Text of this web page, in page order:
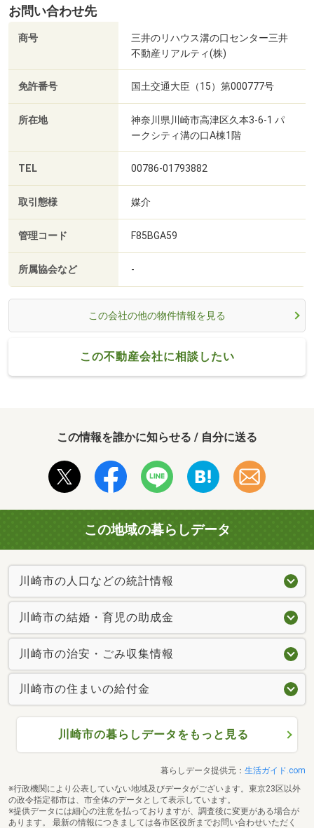
お問い合わせ先
商号
三井のリハウス溝の口センター三井
不動産リアルティ(株)
免許番号 国土交通大臣（15）第000777号
所在地
神奈川県川崎市高津区久本3-6-1 パ
ークシティ溝の口A棟1階
TEL 00786-01793882
取引態様 媒介
管理コード F85BGA59
所属協会など -
この会社の他の物件情報を見る
この不動産会社に相談したい
この情報を誰かに知らせる / 自分に送る
この地域の暮らしデータ
川崎市の人口などの統計情報
川崎市の結婚・育児の助成金
川崎市の治安・ごみ収集情報
川崎市の住まいの給付金
川崎市の暮らしデータをもっと見る
暮らしデータ提供元： 生活ガイド.com
※行政機関により公表していない地域及びデータがございます。東京23区以外
の政令指定都市は、市全体のデータとして表示しています。
※提供データには細心の注意を払っておりますが、調査後に変更がある場合が
あります。 最新の情報につきましては各市区役所までお問い合わせいただく